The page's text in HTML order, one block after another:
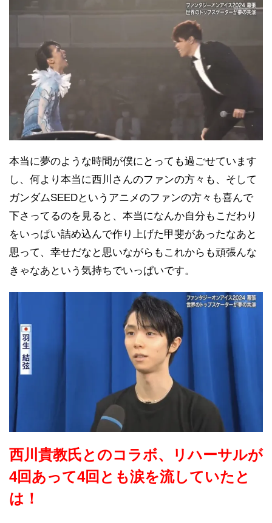
本当に夢のような時間が僕にとっても過ごせています
し、何より本当に西川さんのファンの方々も、そして
ガンダムSEEDというアニメのファンの方々も喜んで
下さってるのを見ると、本当になんか自分もこだわり
をいっぱい詰め込んで作り上げた甲斐があったなあと
思って、幸せだなと思いながらもこれからも頑張んな
きゃなあという気持ちでいっぱいです。
西川貴教氏とのコラボ、リハーサルが
4回あって4回とも涙を流していたと
は！